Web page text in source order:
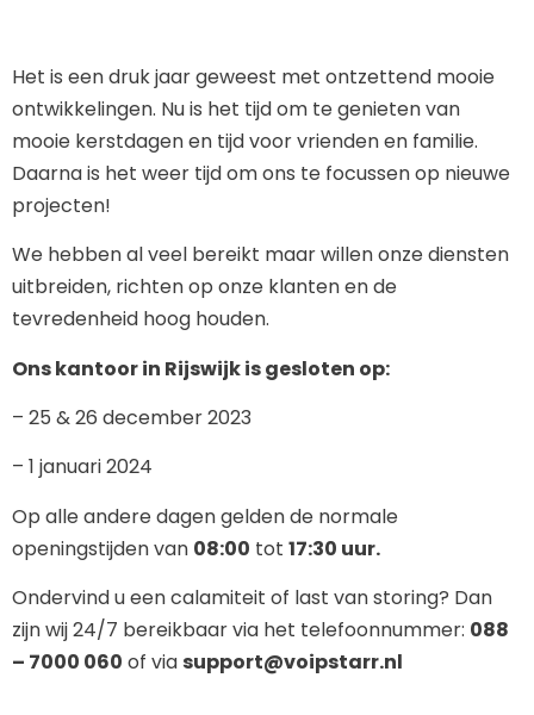
Het is een druk jaar geweest met ontzettend mooie
ontwikkelingen. Nu is het tijd om te genieten van
mooie kerstdagen en tijd voor vrienden en familie.
Daarna is het weer tijd om ons te focussen op nieuwe
projecten!
We hebben al veel bereikt maar willen onze diensten
uitbreiden, richten op onze klanten en de
tevredenheid hoog houden.
Ons kantoor in Rijswijk is gesloten op:
– 25 & 26 december 2023
– 1 januari 2024
Op alle andere dagen gelden de normale
openingstijden van 08:00 tot 17:30 uur.
Ondervind u een calamiteit of last van storing? Dan
zijn wij 24/7 bereikbaar via het telefoonnummer: 088
– 7000 060 of via support@voipstarr.nl